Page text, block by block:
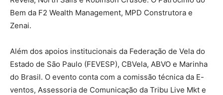
Bem da F2 Wealth Management, MPD Construtora e
Zenai.
Além dos apoios institucionais da Federação de Vela do
Estado de São Paulo (FEVESP), CBVela, ABVO e Marinha
do Brasil. O evento conta com a comissão técnica da E-
ventos, Assessoria de Comunicação da Tribu Live Mkt e